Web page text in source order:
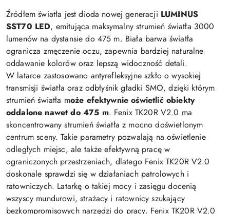
Źródłem światła jest dioda nowej generacji LUMINUS
SST70 LED, emitująca maksymalny strumień światła 3000
lumenów na dystansie do 475 m. Biała barwa światła
ogranicza zmęczenie oczu, zapewnia bardziej naturalne
oddawanie kolorów oraz lepszą widoczność detali.
W latarce zastosowano antyrefleksyjne szkło o wysokiej
transmisji światła oraz odbłyśnik gładki SMO, dzięki którym
strumień światła może efektywnie oświetlić obiekty
oddalone nawet do 475 m. Fenix TK20R V2.0 ma
skoncentrowany strumień światła z mocno doświetlonym
centrum sceny. Takie parametry pozwalają na oświetlenie
odległych miejsc, ale także efektywną pracę w
ograniczonych przestrzeniach, dlatego Fenix TK20R V2.0
doskonale sprawdzi się w działaniach patrolowych i
ratowniczych. Latarkę o takiej mocy i zasięgu docenią
wszyscy mundurowi, strażacy i ratownicy szukający
bezkompromisowych narzędzi do pracy. Fenix TK20R V2.0